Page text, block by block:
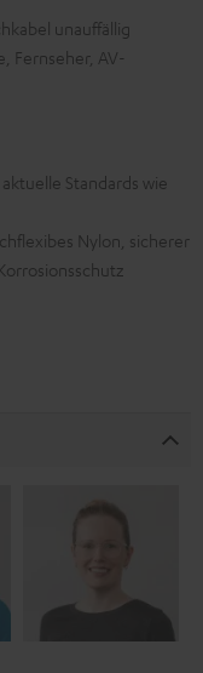
unauffällig
Fernseher, AV-
Standards wie
Nylon, sicherer